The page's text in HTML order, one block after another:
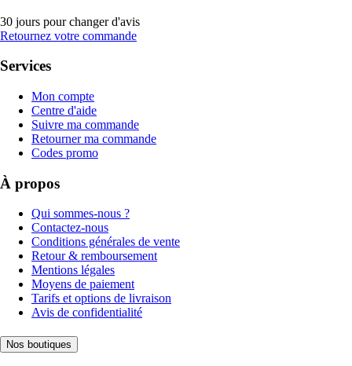
30 jours pour changer d'avis
Retournez votre commande
Services
Mon compte
Centre d'aide
Suivre ma commande
Retourner ma commande
Codes promo
À propos
Qui sommes-nous ?
Contactez-nous
Conditions générales de vente
Retour & remboursement
Mentions légales
Moyens de paiement
Tarifs et options de livraison
Avis de confidentialité
Nos boutiques